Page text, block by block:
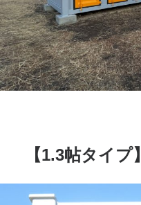
【1.3帖タイプ】